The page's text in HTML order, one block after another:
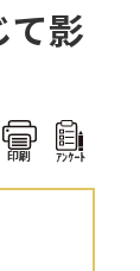
て影
印刷 ｱﾝｹｰﾄ